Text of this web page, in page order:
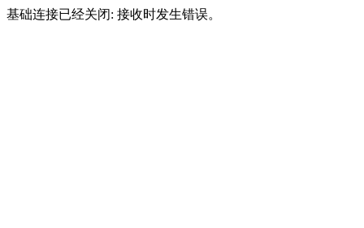
基础连接已经关闭: 接收时发生错误。